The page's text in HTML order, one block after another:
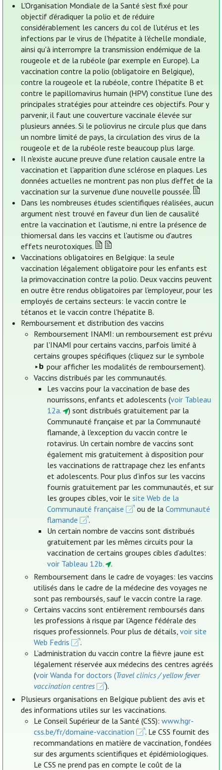
L'Organisation Mondiale de la Santé s'est fixé pour
objectif d’éradiquer la polio et de réduire
considérablement les cancers du col de l'utérus et les
infections par le virus de l'hépatite à l’échelle mondiale,
ainsi qu'à interrompre la transmission endémique de la
rougeole et de la rubéole (par exemple en Europe). La
vaccination contre la polio (obligatoire en Belgique),
contre la rougeole et la rubéole, contre l'hépatite B et
contre le papillomavirus humain (HPV) constitue l'une des
principales stratégies pour atteindre ces objectifs. Pour y
parvenir, il faut une couverture vaccinale élevée sur
plusieurs années. Si le poliovirus ne circule plus que dans
un nombre limité de pays, la circulation des virus de la
rougeole et de la rubéole reste beaucoup plus large.
Il n'existe aucune preuve d'une relation causale entre la
vaccination et l'apparition d'une sclérose en plaques. Les
données actuelles ne montrent pas non plus d'effet de la
vaccination sur la survenue d'une nouvelle poussée.
Dans les nombreuses études scientifiques réalisées, aucun
argument n’est trouvé en faveur d’un lien de causalité
entre la vaccination et l’autisme, ni entre la présence de
thiomersal dans les vaccins et l'autisme ou d'autres
effets neurotoxiques.
Vaccinations obligatoires en Belgique: la seule
vaccination légalement obligatoire pour les enfants est
la primovaccination contre la polio. Deux vaccins peuvent
en outre être rendus obligatoires par l'employeur, pour les
employés de certains secteurs: le vaccin contre le
tétanos et le vaccin contre l'hépatite B.
Remboursement et distribution des vaccins
Remboursement INAMI: un remboursement est prévu
par l'INAMI pour certains vaccins, parfois limité à
certains groupes spécifiques (cliquez sur le symbole
pour afficher les modalités de remboursement).
Vaccins distribués par les communautés.
Les vaccins pour la vaccination de base des
nourrissons, enfants et adolescents (voir Tableau
12a.
) sont distribués gratuitement par la
Communauté française et par la Communauté
flamande, à l'exception du vaccin contre le
rotavirus. Un certain nombre de vaccins sont
également mis gratuitement à disposition pour
les vaccinations de rattrapage chez les enfants
et adolescents. Pour plus d’infos sur les vaccins
fournis gratuitement par les communautés, et sur
les groupes cibles, voir le site Web de la
Communauté française
ou de la Communauté
flamande
.
Un certain nombre de vaccins sont distribués
gratuitement par les mêmes circuits pour la
vaccination de certains groupes cibles d’adultes:
voir Tableau 12b.
.
Remboursement dans le cadre de voyages: les vaccins
utilisés dans le cadre de la médecine des voyages ne
sont pas remboursés, sauf le vaccin contre la rage.
Certains vaccins sont entièrement remboursés dans
les professions à risque par l'Agence fédérale des
risques professionnels. Pour plus de détails,voir site
Web Fedris
.
L’administration du vaccin contre la fièvre jaune est
légalement réservée aux médecins des centres agréés
(voir Wanda for doctors (Travel clinics / yellow fever
vaccination centres
).
Plusieurs organisations en Belgique publient des avis et
des informations utiles sur les vaccinations.
Le Conseil Supérieur de la Santé (CSS):www.hgr-
css.be/fr/domaine-vaccination
. Le CSS fournit des
recommandations en matière de vaccination, fondées
sur des arguments scientifiques et épidémiologiques.
Le CSS ne prend pas en compte le coût de la